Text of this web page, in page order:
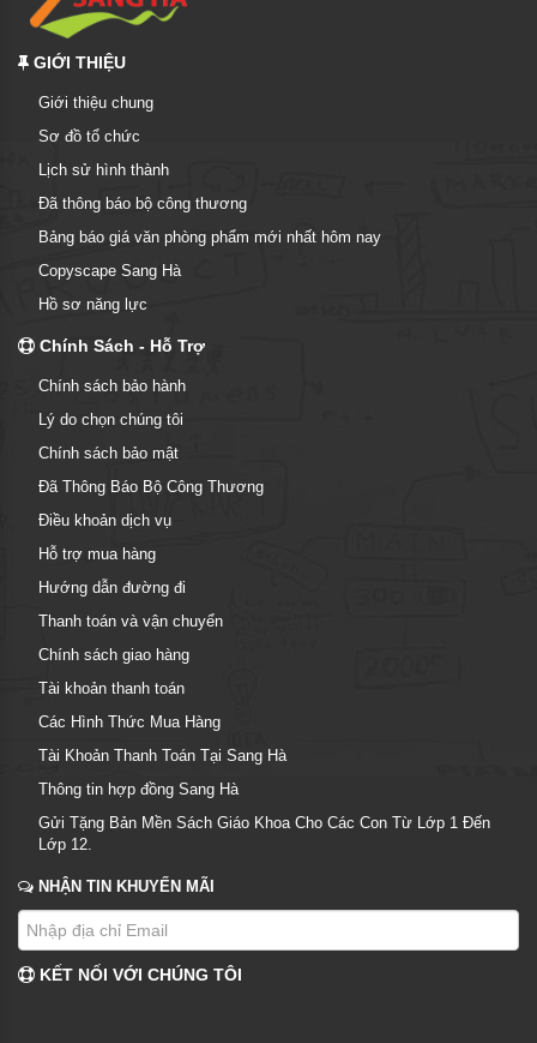
GIỚI THIỆU
Giới thiệu chung
Sơ đồ tổ chức
Lịch sử hình thành
Đã thông báo bộ công thương
Bảng báo giá văn phòng phẩm mới nhất hôm nay
Copyscape Sang Hà
Hồ sơ năng lực
Chính Sách - Hỗ Trợ
Chính sách bảo hành
Lý do chọn chúng tôi
Chính sách bảo mật
Đã Thông Báo Bộ Công Thương
Điều khoản dịch vụ
Hỗ trợ mua hàng
Hướng dẫn đường đi
Thanh toán và vận chuyển
Chính sách giao hàng
Tài khoản thanh toán
Các Hình Thức Mua Hàng
Tài Khoản Thanh Toán Tại Sang Hà
Thông tin hợp đồng Sang Hà
Gửi Tặng Bản Mền Sách Giáo Khoa Cho Các Con Từ Lớp 1 Đến
Lớp 12.
NHẬN TIN KHUYẾN MÃI
KẾT NỐI VỚI CHÚNG TÔI